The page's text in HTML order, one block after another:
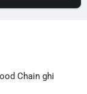
Chain ghi